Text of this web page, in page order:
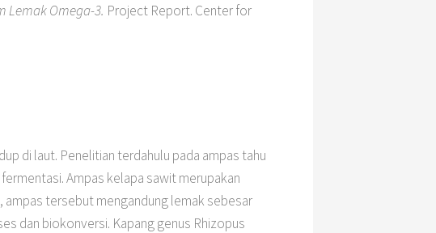
Lemak Omega-3. Project Report. Center for
di laut. Penelitian terdahulu pada ampas tahu
Ampas kelapa sawit merupakan
ampas tersebut mengandung lemak sebesar
dan biokonversi. Kapang genus Rhizopus